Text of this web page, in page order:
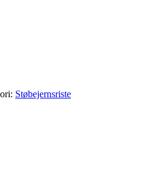
Støbejernsriste